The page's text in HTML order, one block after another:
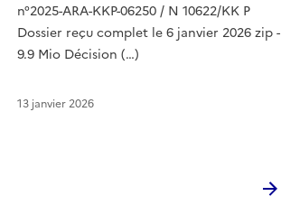
n°2025-ARA-KKP-06250 / N 10622/KK P
Dossier reçu complet le 6 janvier 2026 zip -
9.9 Mio Décision (…)
13 janvier 2026